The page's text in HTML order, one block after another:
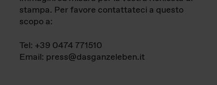
stampa. Per favore contattateci a questo
scopo a:
Tel: +39 0474 771510
Email: press@dasganzeleben.it